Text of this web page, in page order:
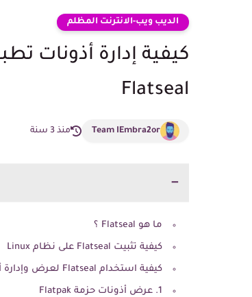
الديب ويب-الانترنت المظلم
Flatseal
Team IEmbra2or منذ 3 سنة
ما هو Flatseal ؟
كيفية تثبيت Flatseal على نظام Linux
كيفية استخدام Flatseal لعرض وإدارة أذونات Flatpak
1. عرض أذونات حزمة Flatpak